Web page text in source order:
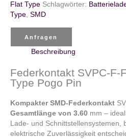
Flat Type Schlagwörter:
Type, SMD
Anfragen
Beschreibung
Federkontakt SVPC-F-
Type Pogo Pin
Kompakter SMD-Federkontakt
Gesamtlänge von 3.60 mm –
Lade- und
elektrische Zuverlässigkeit